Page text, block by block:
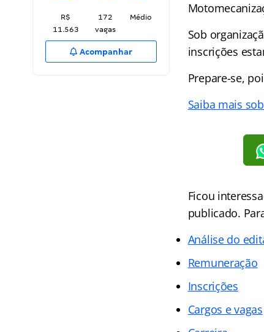
R$
11.563
172
vagas
Médio
Acompanhar
Sob
inscrições
Prepare-se,
Saiba mais
Ficou
publicado.
Análise do
Remuneração
Inscrições
Cargos e vagas